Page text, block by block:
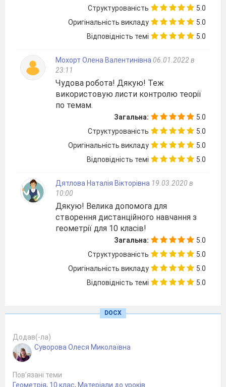
перпендикуляра,
проведеного з цієї точки до
площини
площини АВС
2.7
Відстанню від прямої до
паралельної їй площини
називають довжину
перпендикуляра,
проведеного з будь – якої
точки цієї прямої до
АВ – відстань
площини
Відстанню між
паралельними площинами
називають довжину
проведеного з будь – якої
іншої
АВ – відстань
від площини α
3. Кути у просторі
Кутом між прямими, які
перетинаютьсяназивають
Кутом між мимобіжними
називається кут
даним мимобіжним прямим
площиною
між цією прямою і її
Структурованість
5.0
Оригінальність викладу
5.0
Відповідність темі
5.0
Мохорт Олена Валентинівна 06.01.2022 в
23:11
Чудова робота! Дякую! Теж
використовую листи контролю теорії
по темам.
Загальна:
5.0
Структурованість
5.0
Оригінальність викладу
5.0
Відповідність темі
5.0
Дятлова Наталія Вікторівна 19.03.2020 в
10:00
Дякую! Велика допомога для
створення дистанційного навчання з
геометрії для 10 класів!
Загальна:
5.0
Структурованість
5.0
Оригінальність викладу
5.0
Відповідність темі
5.0
DOCX
Додав(-ла)
Суворова Олеся Миколаївна
Пов’язані теми
Геометрія, 10 клас, Матеріали до уроків